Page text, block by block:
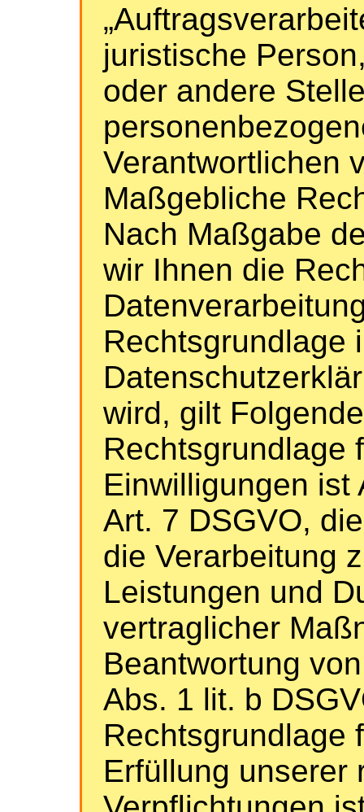
juristische
oder andere
Verantwortlichen
Maßgebliche
Nach Maßgabe
wir Ihnen die
Rechtsgrundlage
wird, gilt
Rechtsgrundlage
Einwilligungen ist
Art. 7 DSGVO,
die Verarbeitung
Leistungen und
vertraglicher
Beantwortung
Abs. 1 lit. b
Rechtsgrundlage
Erfüllung unserer